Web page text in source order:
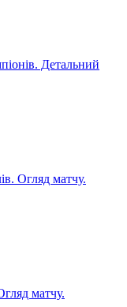
Детальний
Огляд матчу.
матчу.